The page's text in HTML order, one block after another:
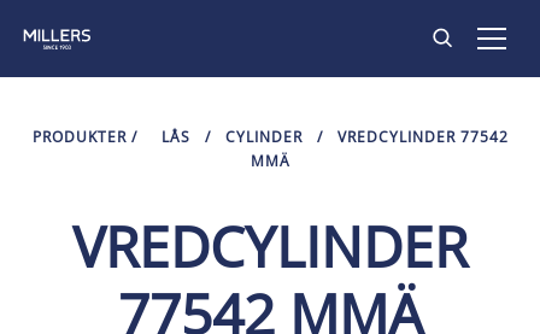
PRODUKTER
HITTA BUTIK
KONTAKT
PRODUKTER/ LÅS / CYLINDER /
VREDCYLINDER 77542
MMÄ
VREDCYLINDER
77542 MMÄ